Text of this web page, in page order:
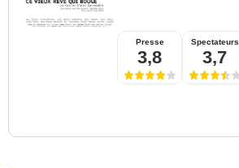
Presse
3,8
Spectateurs
3,7